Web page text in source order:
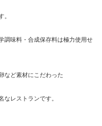
。
調味料・合成保存料は極力使用せ
など素材にこだわった
レストランです。